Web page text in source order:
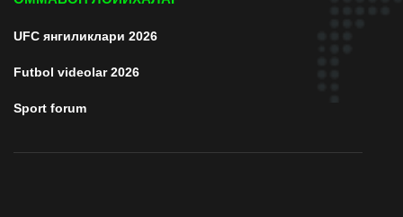
UFC янгиликлари 2026
Futbol videolar 2026
Sport forum